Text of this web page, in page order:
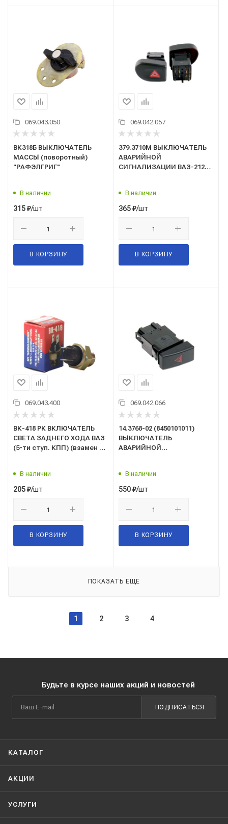
069.043.050
ВК318Б ВЫКЛЮЧАТЕЛЬ
МАССЫ (поворотный)
"РАФЭЛГРИГ"
В наличии
315₽/шт
В КОРЗИНУ
069.042.057
379.3710М ВЫКЛЮЧАТЕЛЬ
АВАРИЙНОЙ
СИГНАЛИЗАЦИИ ВАЗ-2123
В наличии
365₽/шт
В КОРЗИНУ
069.043.400
ВК-418 РК ВКЛЮЧАТЕЛЬ
СВЕТА ЗАДНЕГО ХОДА ВАЗ
(5-ти ступ. КПП) (взамен ВК
В наличии
205₽/шт
В КОРЗИНУ
069.042.066
14.3768-02 (8450101011)
ВЫКЛЮЧАТЕЛЬ
АВАРИЙНОЙ
В наличии
550₽/шт
В КОРЗИНУ
ПОКАЗАТЬ ЕЩЕ
1 2 3 4
Будьте в курсе наших акций и новостей
ПОДПИСАТЬСЯ
КАТАЛОГ
АКЦИИ
УСЛУГИ